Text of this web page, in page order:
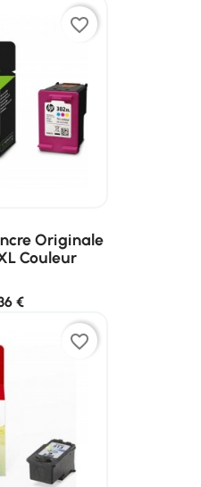
favorite_border
Originale
Couleur
€
favorite_border